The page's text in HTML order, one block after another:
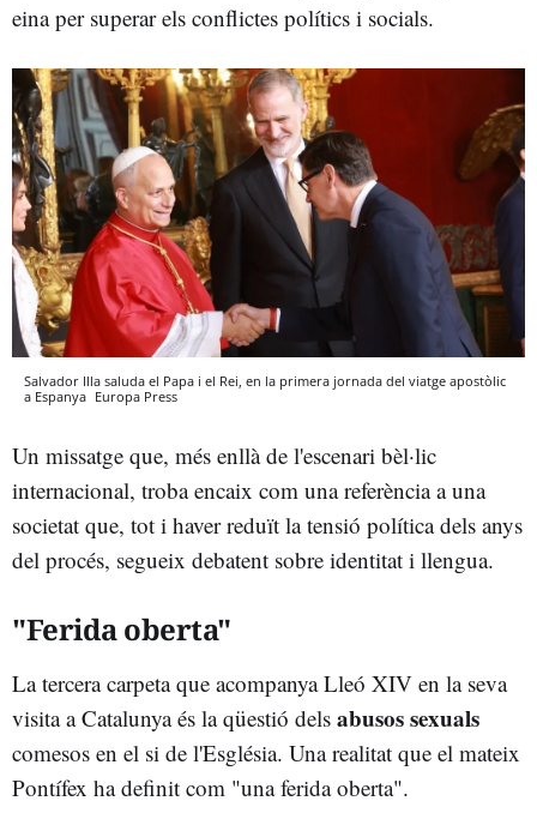
eina per superar els conflictes polítics i socials.
Salvador Illa saluda el Papa i el Rei, en la primera jornada del viatge apostòlic
a Espanya Europa Press
Un missatge que, més enllà de l'escenari bèl·lic
internacional, troba encaix com una referència a una
societat que, tot i haver reduït la tensió política dels anys
del procés, segueix debatent sobre identitat i llengua.
"Ferida oberta"
La tercera carpeta que acompanya Lleó XIV en la seva
visita a Catalunya és la qüestió dels abusos sexuals
comesos en el si de l'Església. Una realitat que el mateix
Pontífex ha definit com "una ferida oberta".